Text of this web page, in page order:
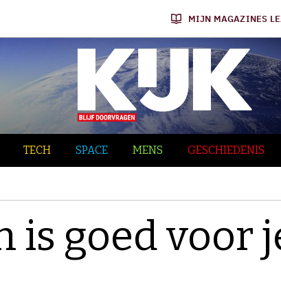
MIJN MAGAZINES
TECH SPACE MENS GESCHIEDENIS
is goed voor